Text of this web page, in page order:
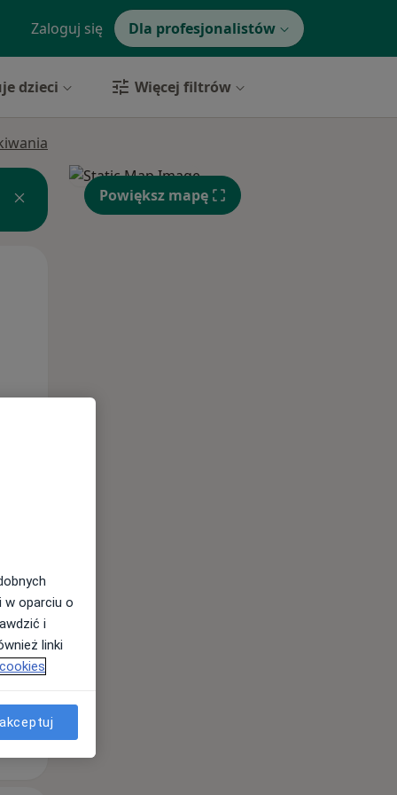
Zaloguj się Dla profesjonalistów
dzieci Więcej filtrów
13 Sie
Powiększ mapę
w oparciu o
i
linki